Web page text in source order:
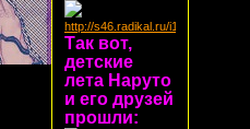
Так вот,
детские
лета Наруто
и его друзей
прошли: